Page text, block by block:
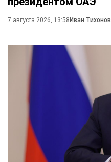
7 августа 2026, 13:58Иван Тихонов